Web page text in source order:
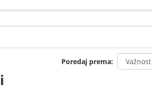
Poredaj prema